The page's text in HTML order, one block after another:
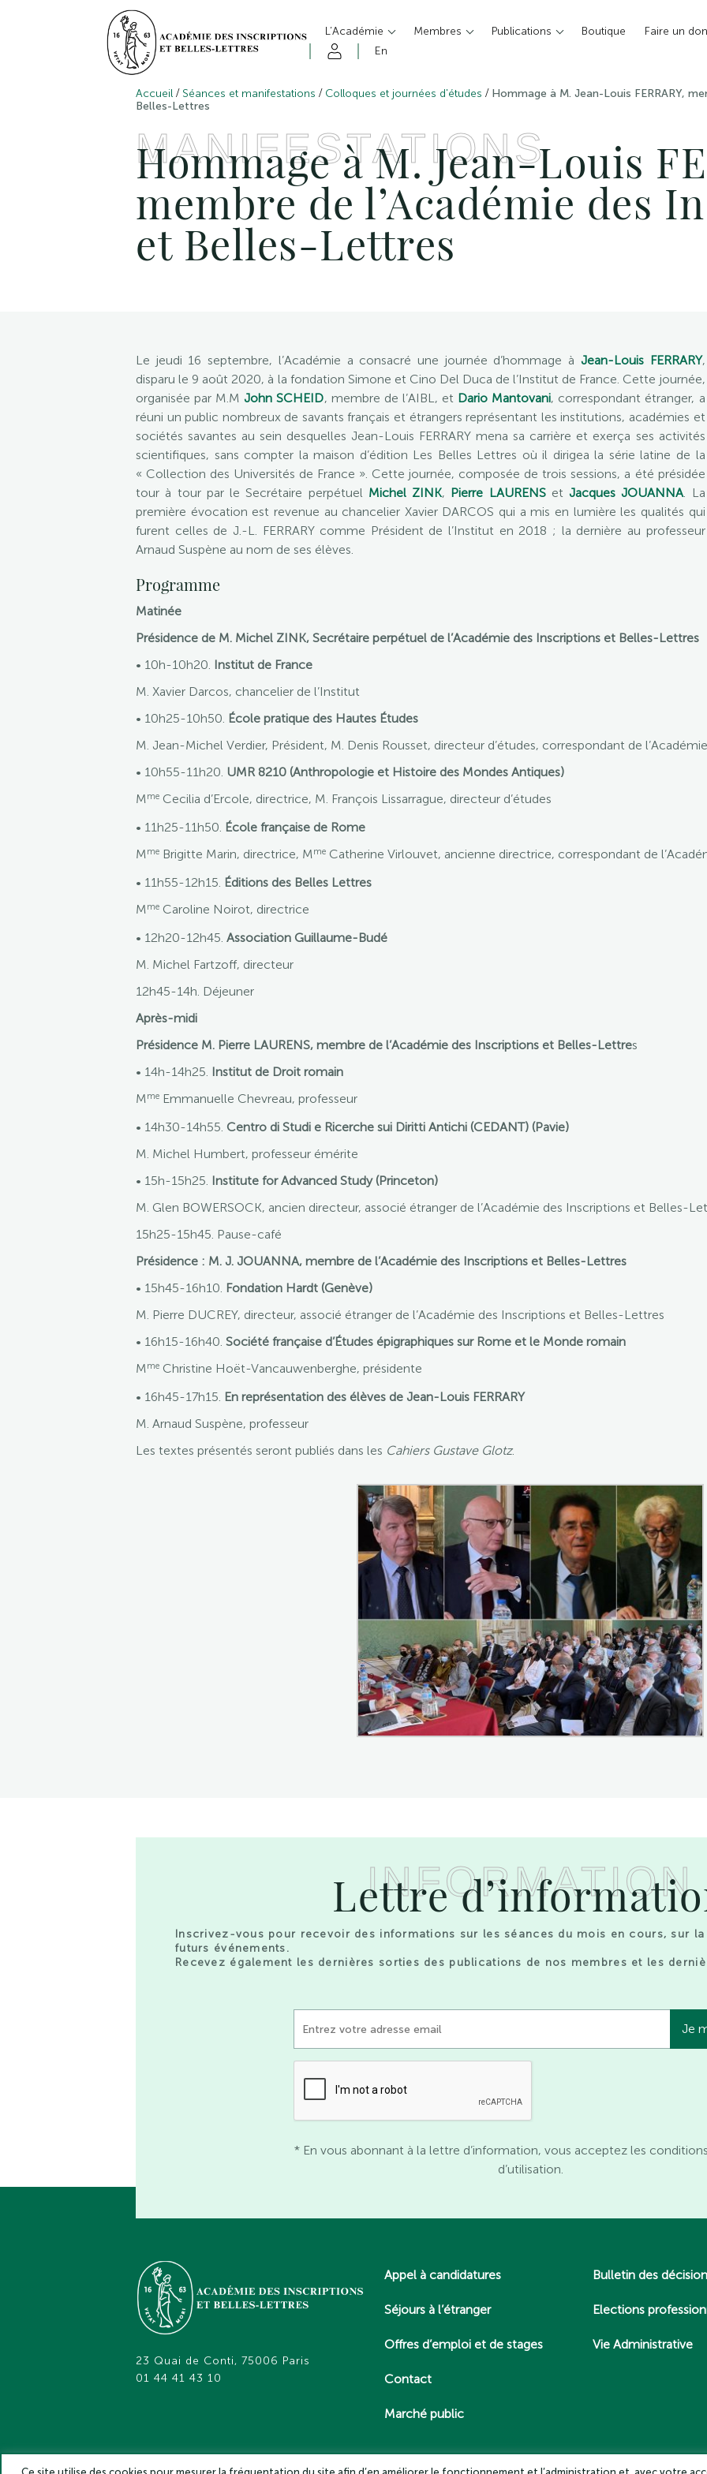
L’Académie Membres Publications Boutique
Faire un don
En
Accueil / Séances et manifestations / Colloques et journées d'études / Hommage à M. Jean-Louis FERRARY,
Belles-Lettres
MANIFESTATIONS
Hommage à M. Jean-Louis
membre de l’Académie des
et Belles-Lettres
Le jeudi 16 septembre, l’Académie a consacré une journée d’hommage à Jean-Louis FERRARY,
disparu le 9 août 2020, à la fondation Simone et Cino Del Duca de l’Institut de France. Cette journée,
organisée par M.MJohn SCHEID, membre de l’AIBL, et Dario Mantovani, correspondant étranger, a
réuni un public nombreux de savants français et étrangers représentant les institutions, académies et
sociétés savantes au sein desquelles Jean-Louis FERRARY mena sa carrière et exerça ses activités
scientifiques, sans compter la maison d’édition Les Belles Lettres où il dirigea la série latine de la
« Collection des Universités de France ». Cette journée, composée de trois sessions, a été présidée
tour à tour par le Secrétaire perpétuel Michel ZINK, Pierre LAURENSetJacques JOUANNA. La
première évocation est revenue au chancelier Xavier DARCOS qui a mis en lumière les qualités qui
furent celles de J.-L. FERRARY comme Président de l’Institut en 2018 ; la dernière au professeur
Arnaud Suspène au nom de ses élèves.
Programme
Matinée
Présidence de M. Michel ZINK, Secrétaire perpétuel de l’Académie des Inscriptions et Belles-Lettres
• 10h-10h20. Institut de France
M. Xavier Darcos, chancelier de l’Institut
• 10h25-10h50. École pratique des Hautes Études
M. Jean-Michel Verdier, Président, M. Denis Rousset, directeur d’études, correspondant de
• 10h55-11h20. UMR 8210 (Anthropologie et Histoire des Mondes Antiques)
Mme Cecilia d’Ercole, directrice, M. François Lissarrague, directeur d’études
• 11h25-11h50. École française de Rome
Mme Brigitte Marin, directrice, Mme Catherine Virlouvet, ancienne directrice, correspondant de
• 11h55-12h15. Éditions des Belles Lettres
Mme Caroline Noirot, directrice
• 12h20-12h45. Association Guillaume-Budé
M. Michel Fartzoff, directeur
12h45-14h. Déjeuner
Après-midi
Présidence M. Pierre LAURENS, membre de l’Académie des Inscriptions et Belles-Lettres
• 14h-14h25. Institut de Droit romain
Mme Emmanuelle Chevreau, professeur
• 14h30-14h55. Centro di Studi e Ricerche sui Diritti Antichi (CEDANT) (Pavie)
M. Michel Humbert, professeur émérite
• 15h-15h25. Institute for Advanced Study (Princeton)
M. Glen BOWERSOCK, ancien directeur, associé étranger de l’Académie des Inscriptions et Belles-
15h25-15h45. Pause-café
Présidence : M. J. JOUANNA, membre de l’Académie des Inscriptions et Belles-Lettres
• 15h45-16h10. Fondation Hardt (Genève)
M. Pierre DUCREY, directeur, associé étranger de l’Académie des Inscriptions et Belles-Lettres
• 16h15-16h40. Société française d’Études épigraphiques sur Rome et le Monde romain
Mme Christine Hoët-Vancauwenberghe, présidente
• 16h45-17h15. En représentation des élèves de Jean-Louis FERRARY
M. Arnaud Suspène, professeur
Les textes présentés seront publiés dans les Cahiers Gustave Glotz.
INFORMATION
Lettre
Inscrivez-vous pour recevoir des informations sur les séances du mois en cours, sur la
futurs événements.
Recevez également les dernières sorties des publications de nos membres et les
* En vous abonnant à la lettre d’information, vous acceptez les
d’utilisation.
23 Quai de Conti, 75006 Paris
01 44 41 43 10
Appel à candidatures
Séjours à l’étranger
Offres d’emploi et de stages
Contact
Marché public
Bulletin des
Elections
Vie Administrative